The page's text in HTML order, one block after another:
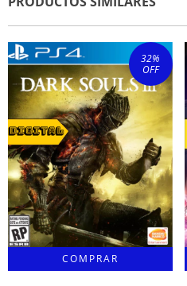
32%
OFF